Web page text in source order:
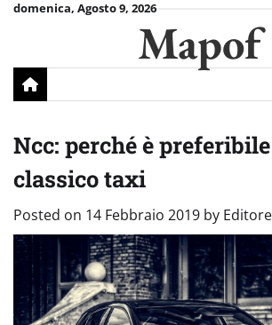
Skipdomenica, Agosto 9, 2026
Mapof
Ncc: perché è
classico taxi
Posted on 14 Febbraio 2019 by Editore